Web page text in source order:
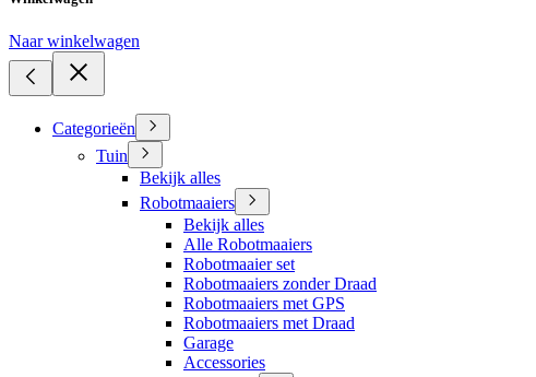
Naar winkelwagen
Categorieën
Tuin
Bekijk alles
Robotmaaiers
Bekijk alles
Alle Robotmaaiers
Robotmaaier set
Robotmaaiers zonder Draad
Robotmaaiers met GPS
Robotmaaiers met Draad
Garage
Accessories